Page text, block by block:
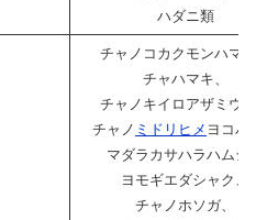
ハダニ類
チャノコカクモンハマ
チャハマキ、
チャノキイロアザミウ
チャノ ミドリヒメ ヨコバ
マダラカサハラハムシ
ヨモギエダシャク、
チャノホソガ、